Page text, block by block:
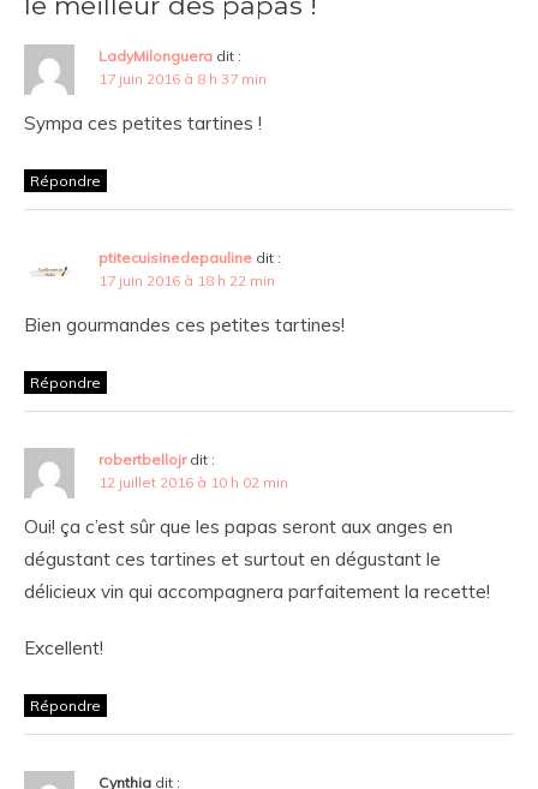
LadyMilonguera dit :
17 juin 2016 à 8 h 37 min
Sympa ces petites tartines !
Répondre
ptitecuisinedepauline dit :
17 juin 2016 à 18 h 22 min
Bien gourmandes ces petites tartines!
Répondre
robertbellojr dit :
12 juillet 2016 à 10 h 02 min
Oui! ça c’est sûr que les papas seront aux anges en
dégustant ces tartines et surtout en dégustant le
délicieux vin qui accompagnera parfaitement la recette!
Excellent!
Répondre
Cynthia dit :